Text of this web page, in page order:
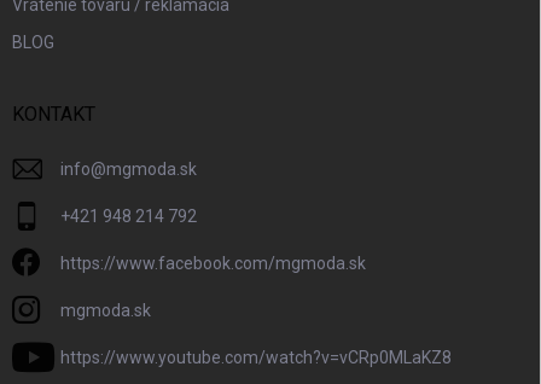
Vrátenie tovaru / reklamácia
BLOG
KONTAKT
info@mgmoda.sk
+421 948 214 792
https://www.facebook.com/mgmoda.sk
mgmoda.sk
https://www.youtube.com/watch?v=vCRp0MLaKZ8